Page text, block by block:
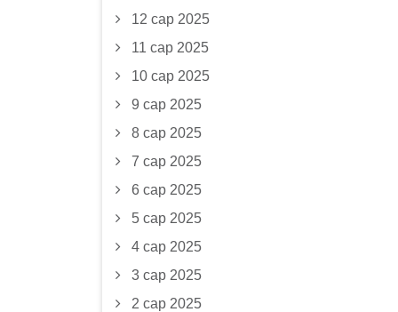
12 сар 2025
11 сар 2025
10 сар 2025
9 сар 2025
8 сар 2025
7 сар 2025
6 сар 2025
5 сар 2025
4 сар 2025
3 сар 2025
2 сар 2025